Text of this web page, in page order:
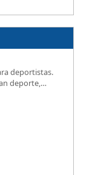
deportistas.
deporte,